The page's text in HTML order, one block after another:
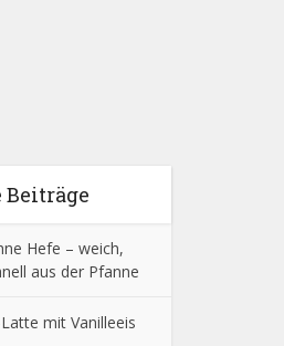
Beiträge
Hefe – weich,
aus der Pfanne
mit Vanilleeis